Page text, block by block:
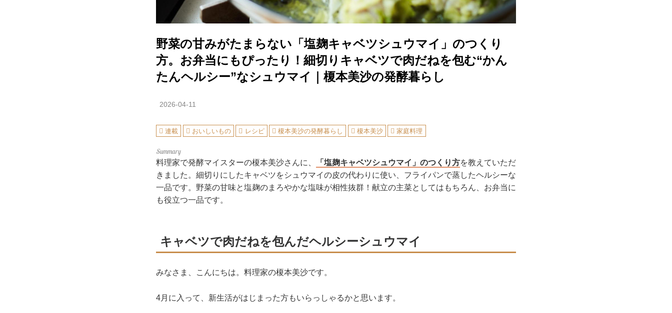
野菜の甘みがたまらない「塩麹キャベツシュウマイ」のつくり
方。お弁当にもぴったり！細切りキャベツで肉だねを包む“かん
たんヘルシー”なシュウマイ｜榎本美沙の発酵暮らし
2026-04-11
連載 おいしいもの レシピ 榎本美沙の発酵暮らし 榎本美沙 家庭料理
料理家で発酵マイスターの榎本美沙さんに、 「塩麹キャベツシュウマイ」のつくり方を教えていただ
きました。細切りにしたキャベツをシュウマイの皮の代わりに使い、フライパンで蒸したヘルシーな
一品です。野菜の甘味と塩麹のまろやかな塩味が相性抜群！献立の主菜としてはもちろん、お弁当に
も役立つ一品です。
キャベツで肉だねを包んだヘルシーシュウマイ
みなさま、こんにちは。料理家の榎本美沙です。
4月に入って、新生活がはじまった方もいらっしゃるかと思います。